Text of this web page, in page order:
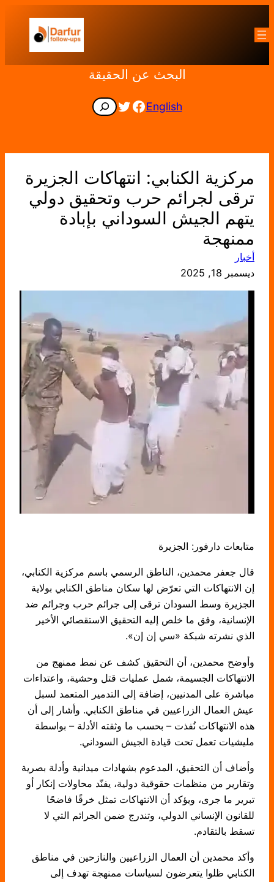
إلى
المحتوى
البحث عن الحقيقة
English
Facebook
Twitter
Search
مركزية الكنابي: انتهاكات الجزيرة
ترقى لجرائم حرب وتحقيق دولي
يتهم الجيش السوداني بإبادة
ممنهجة
أخبار
ديسمبر 18, 2025
متابعات دارفور: الجزيرة
قال جعفر محمدين، الناطق الرسمي باسم مركزية الكنابي،
إن الانتهاكات التي تعرّض لها سكان مناطق الكنابي بولاية
الجزيرة وسط السودان ترقى إلى جرائم حرب وجرائم ضد
الإنسانية، وفق ما خلص إليه التحقيق الاستقصائي الأخير
الذي نشرته شبكة «سي إن إن».
وأوضح محمدين، أن التحقيق كشف عن نمط ممنهج من
الانتهاكات الجسيمة، شمل عمليات قتل وحشية، واعتداءات
مباشرة على المدنيين، إضافة إلى التدمير المتعمد لسبل
عيش العمال الزراعيين في مناطق الكنابي. وأشار إلى أن
هذه الانتهاكات نُفذت – بحسب ما وثقته الأدلة – بواسطة
مليشيات تعمل تحت قيادة الجيش السوداني.
وأضاف أن التحقيق، المدعوم بشهادات ميدانية وأدلة بصرية
وتقارير من منظمات حقوقية دولية، يفنّد محاولات إنكار أو
تبرير ما جرى، ويؤكد أن الانتهاكات تمثل خرقًا فاضحًا
للقانون الإنساني الدولي، وتندرج ضمن الجرائم التي لا
تسقط بالتقادم.
وأكد محمدين أن العمال الزراعيين والنازحين في مناطق
الكنابي ظلوا يتعرضون لسياسات ممنهجة تهدف إلى